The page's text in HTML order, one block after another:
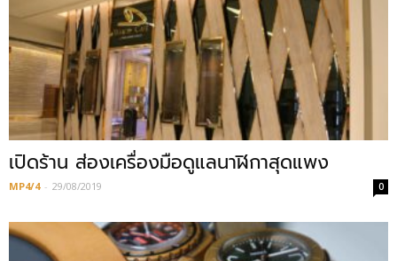
เปิดร้าน ส่องเครื่องมือดูแลนาฬิกาสุดแพง
MP4/4 - 29/08/2019 0